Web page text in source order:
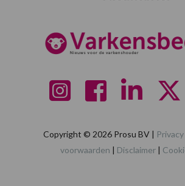
Copyright © 2026 Prosu BV | Privacy
voorwaarden | Disclaimer |